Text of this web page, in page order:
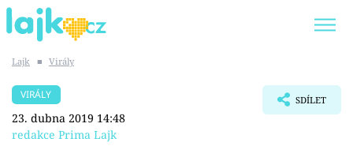
SHOPAHOLICADEL
Lajk ■ Virály
VIRÁLY
23. dubna 2019 14:48
redakce Prima Lajk
SDÍLET